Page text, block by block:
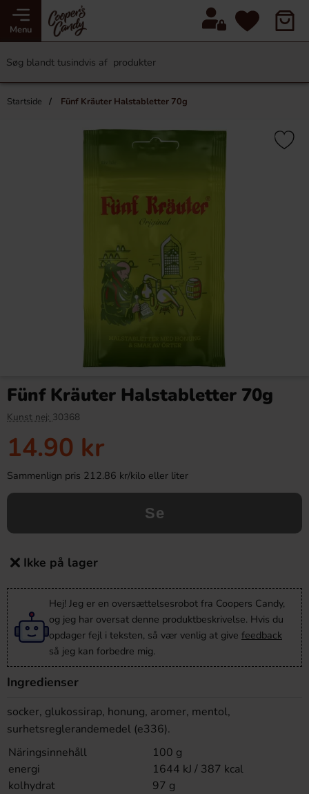
Menu
Startside Fünf Kräuter Halstabletter 70g
Fünf Kräuter Halstabletter 70g
Kunst nej: 30368
14.90 kr
Sammenlign pris 212.86 kr/kilo eller liter
Se
Ikke på lager
Hej! Jeg er en oversættelsesrobot fra Coopers Candy,
og jeg har oversat denne produktbeskrivelse. Hvis du
opdager fejl i teksten, så vær venlig at give feedback
så jeg kan forbedre mig.
Ingredienser
socker, glukossirap, honung, aromer, mentol,
surhetsreglerandemedel (e336).
Näringsinnehåll
100 g
energi
1644 kJ / 387 kcal
kolhydrat
97 g